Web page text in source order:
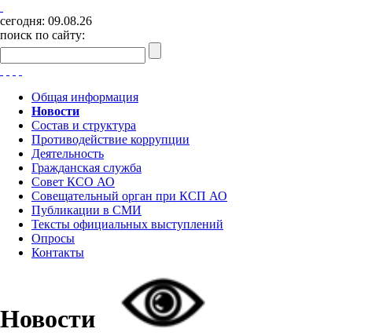
сегодня: 09.08.26
поиск по сайту:
Общая информация
Новости
Состав и структура
Противодействие коррупции
Деятельность
Гражданская служба
Совет КСО АО
Совещательный орган при КСП АО
Публикации в СМИ
Тексты официальных выступлений
Опросы
Контакты
Новости